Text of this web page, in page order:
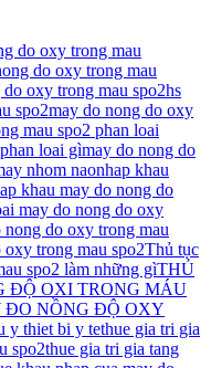
do oxy trong mau
do oxy trong mau
oxy trong mau spo2hs
spo2may do nong do oxy
mau spo2 phan loai
loai gìmay do nong do
nhom naonhap khau
khau may do nong do
may do nong do oxy
do oxy trong mau
trong mau spo2Thủ tục
spo2 làm những gìTHỦ
ĐỘ OXI TRONG MÁU
ĐO NỒNG ĐỘ OXY
y thiet bi y tethue gia tri gia
spo2thue gia tri gia tang